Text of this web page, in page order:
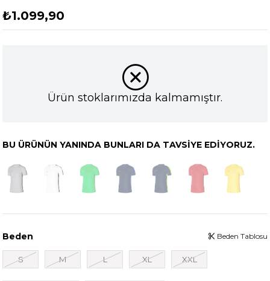
₺1.099,90
Ürün stoklarımızda kalmamıştır.
BU ÜRÜNÜN YANINDA BUNLARI DA TAVSIYE EDIYORUZ.
Beden
S M L XL XXL
Beden Tablosu